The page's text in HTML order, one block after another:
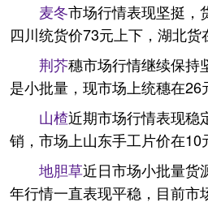
麦冬市场行情表现坚挺，
四川统货价73元上下，湖北货
荆芥穗市场行情继续保持
是小批量，现市场上统穗在26
山楂近期市场行情表现稳
销，市场上山东手工片价在10
地胆草近日市场小批量货
年行情一直表现平稳，目前市